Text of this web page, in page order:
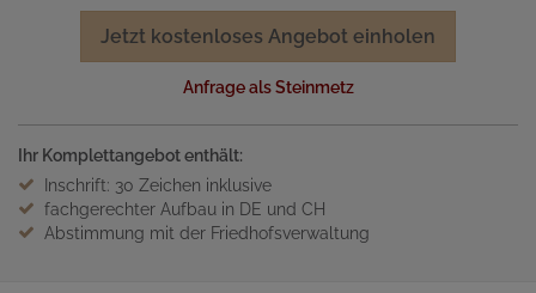
Jetzt kostenloses Angebot einholen
Anfrage als Steinmetz
Ihr Komplettangebot enthält:
Inschrift: 30 Zeichen inklusive
fachgerechter Aufbau in DE und CH
Abstimmung mit der Friedhofsverwaltung